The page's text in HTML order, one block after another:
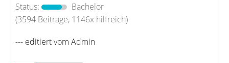
Status:
Bachelor
(3594 Beiträge, 1146x hilfreich)
--- editiert vom Admin